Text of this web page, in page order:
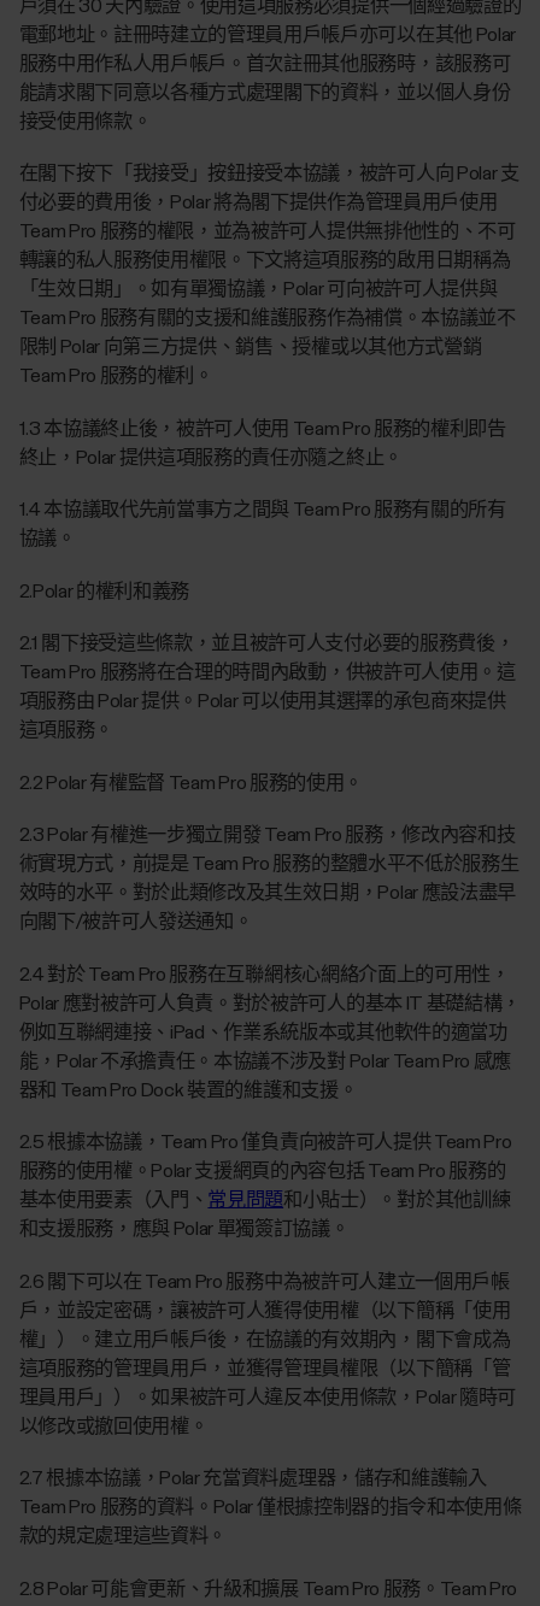
戶須在 30 天內驗證。使用這項服務必須提供一個經過驗證的
電郵地址。註冊時建立的管理員用戶帳戶亦可以在其他 Polar
服務中用作私人用戶帳戶。首次註冊其他服務時，該服務可
能請求閣下同意以各種方式處理閣下的資料，並以個人身份
接受使用條款。
在閣下按下「我接受」按鈕接受本協議，被許可人向 Polar 支
付必要的費用後，Polar 將為閣下提供作為管理員用戶使用
Team Pro 服務的權限，並為被許可人提供無排他性的、不可
轉讓的私人服務使用權限。下文將這項服務的啟用日期稱為
「生效日期」。如有單獨協議，Polar 可向被許可人提供與
Team Pro 服務有關的支援和維護服務作為補償。本協議並不
限制 Polar 向第三方提供、銷售、授權或以其他方式營銷
Team Pro 服務的權利。
1.3 本協議終止後，被許可人使用 Team Pro 服務的權利即告
終止，Polar 提供這項服務的責任亦隨之終止。
1.4 本協議取代先前當事方之間與 Team Pro 服務有關的所有
協議。
2.Polar 的權利和義務
2.1 閣下接受這些條款，並且被許可人支付必要的服務費後，
Team Pro 服務將在合理的時間內啟動，供被許可人使用。這
項服務由 Polar 提供。Polar 可以使用其選擇的承包商來提供
這項服務。
2.2 Polar 有權監督 Team Pro 服務的使用。
2.3 Polar 有權進一步獨立開發 Team Pro 服務，修改內容和技
術實現方式，前提是 Team Pro 服務的整體水平不低於服務生
效時的水平。對於此類修改及其生效日期，Polar 應設法盡早
向閣下/被許可人發送通知。
2.4 對於 Team Pro 服務在互聯網核心網絡介面上的可用性，
Polar 應對被許可人負責。對於被許可人的基本 IT 基礎結構，
例如互聯網連接、iPad、作業系統版本或其他軟件的適當功
能，Polar 不承擔責任。本協議不涉及對 Polar Team Pro 感應
器和 Team Pro Dock 裝置的維護和支援。
2.5 根據本協議，Team Pro 僅負責向被許可人提供 Team Pro
服務的使用權。Polar 支援網頁的內容包括 Team Pro 服務的
基本使用要素（入門、 常見問題和小貼士）。對於其他訓練
和支援服務，應與 Polar 單獨簽訂協議。
2.6 閣下可以在 Team Pro 服務中為被許可人建立一個用戶帳
戶，並設定密碼，讓被許可人獲得使用權（以下簡稱「使用
權」）。建立用戶帳戶後，在協議的有效期內，閣下會成為
這項服務的管理員用戶，並獲得管理員權限（以下簡稱「管
理員用戶」）。如果被許可人違反本使用條款，Polar 隨時可
以修改或撤回使用權。
2.7 根據本協議，Polar 充當資料處理器，儲存和維護輸入
Team Pro 服務的資料。Polar 僅根據控制器的指令和本使用條
款的規定處理這些資料。
2.8 Polar 可能會更新、升級和擴展 Team Pro 服務。Team Pro